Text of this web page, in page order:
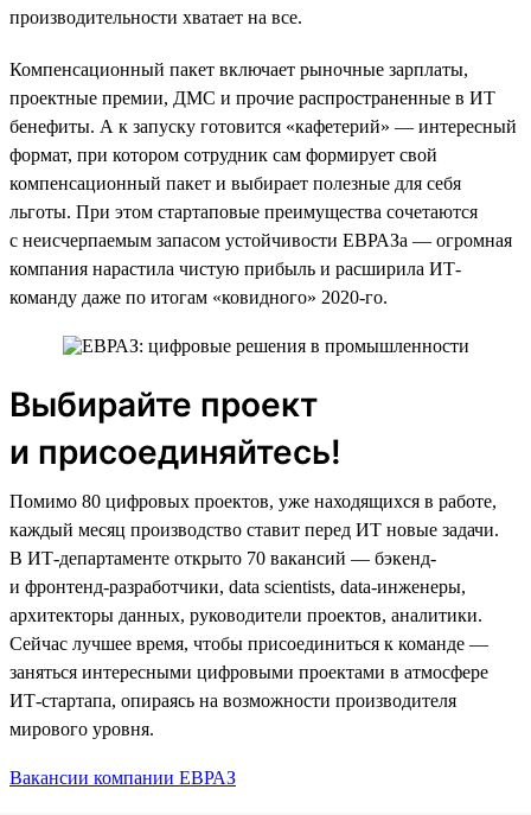
производительности хватает на все.
Компенсационный пакет включает рыночные зарплаты,
проектные премии, ДМС и прочие распространенные в ИТ
бенефиты. А к запуску готовится «кафетерий» — интересный
формат, при котором сотрудник сам формирует свой
компенсационный пакет и выбирает полезные для себя
льготы. При этом стартаповые преимущества сочетаются
с неисчерпаемым запасом устойчивости ЕВРАЗа — огромная
компания нарастила чистую прибыль и расширила ИТ-
команду даже по итогам «ковидного» 2020-го.
Выбирайте проект
и присоединяйтесь!
Помимо 80 цифровых проектов, уже находящихся в работе,
каждый месяц производство ставит перед ИТ новые задачи.
В ИТ-департаменте открыто 70 вакансий — бэкенд-
и фронтенд-разработчики, data scientists, data-инженеры,
архитекторы данных, руководители проектов, аналитики.
Сейчас лучшее время, чтобы присоединиться к команде —
заняться интересными цифровыми проектами в атмосфере
ИТ-стартапа, опираясь на возможности производителя
мирового уровня.
Вакансии компании ЕВРАЗ